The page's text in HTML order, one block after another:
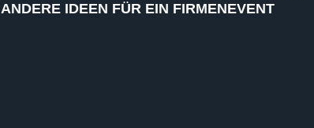
ANDERE IDEEN FÜR EIN FIRMENEVENT